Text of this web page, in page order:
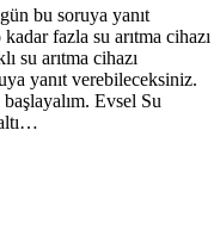
bu soruya yanıt
fazla su arıtma cihazı
su arıtma cihazı
yanıt verebileceksiniz.
Evsel Su